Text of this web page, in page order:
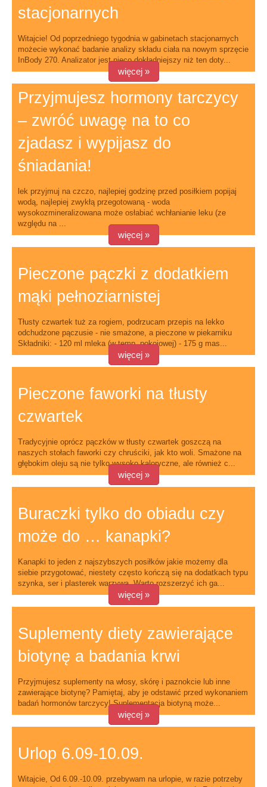
stacjonarnych
Witajcie! Od poprzedniego tygodnia w gabinetach stacjonarnych
możecie wykonać badanie analizy składu ciała na nowym sprzęcie
InBody 270. Analizator jest nieco dokładniejszy niż ten doty...
więcej »
Przyjmujesz hormony tarczycy
– zwróć uwagę na to co
zjadasz i wypijasz do
śniadania!
lek przyjmuj na czczo, najlepiej godzinę przed posiłkiem popijaj
wodą, najlepiej zwykłą przegotowaną - woda
wysokozmineralizowana może osłabiać wchłanianie leku (ze
względu na ...
więcej »
Pieczone pączki z dodatkiem
mąki pełnoziarnistej
Tłusty czwartek tuż za rogiem, podrzucam przepis na lekko
odchudzone pączusie - nie smażone, a pieczone w piekarniku
Składniki: - 120 ml mleka (w temp. pokojowej) - 175 g mas...
więcej »
Pieczone faworki na tłusty
czwartek
Tradycyjnie oprócz pączków w tłusty czwartek goszczą na
naszych stołach faworki czy chruściki, jak kto woli. Smażone na
głębokim oleju są nie tylko wysoko kaloryczne, ale również c...
więcej »
Buraczki tylko do obiadu czy
może do … kanapki?
Kanapki to jeden z najszybszych posiłków jakie możemy dla
siebie przygotować, niestety często kończą się na dodatkach typu
szynka, ser i plasterek warzywa. Warto rozszerzyć ich ga...
więcej »
Suplementy diety zawierające
biotynę a badania krwi
Przyjmujesz suplementy na włosy, skórę i paznokcie lub inne
zawierające biotynę? Pamiętaj, aby je odstawić przed wykonaniem
badań hormonów tarczycy! Suplementacja biotyną może...
więcej »
Urlop 6.09-10.09.
Witajcie, Od 6.09.-10.09. przebywam na urlopie, w razie potrzeby